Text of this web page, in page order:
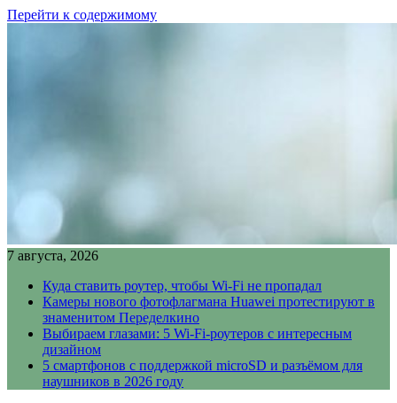
Перейти к содержимому
7 августа, 2026
Куда ставить роутер, чтобы Wi-Fi не пропадал
Камеры нового фотофлагмана Huawei протестируют в
знаменитом Переделкино
Выбираем глазами: 5 Wi-Fi-роутеров с интересным
дизайном
5 смартфонов с поддержкой microSD и разъёмом для
наушников в 2026 году